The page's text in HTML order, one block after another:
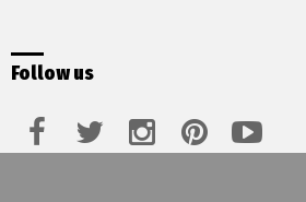
Follow us